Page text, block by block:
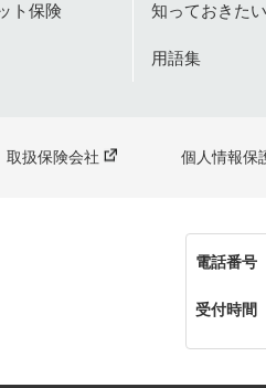
ト保険 知っておきた
用語集
取扱保険会社 個人情報保
電話番号
受付時間